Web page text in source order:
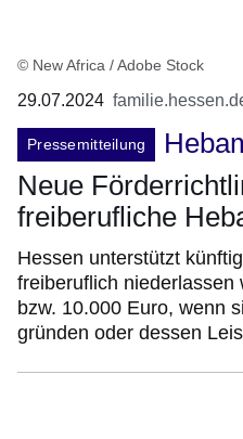
© New Africa / Adobe Stock
29.07.2024
Pressemitteilung
Neue
freiberufliche
Hessen unterstützt
freiberuflich niederlassen
bzw. 10.000 Euro, wenn
gründen oder dessen